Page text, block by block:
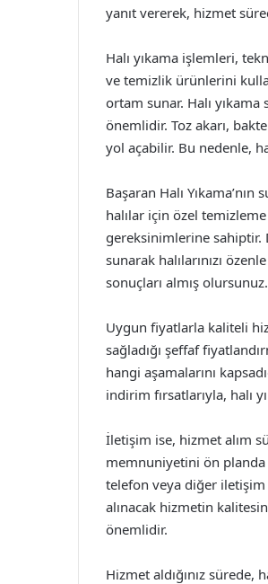
yanıt vererek, hizmet
Halı yıkama işlemleri,
ve temizlik ürünlerini
ortam sunar. Halı
önemlidir. Toz akarı,
yol açabilir. Bu nedenle,
Başaran Halı
halılar için özel
gereksinimlerine sahiptir.
sunarak halılarınızı
sonuçları almış olursunuz.
Uygun fiyatlarla kaliteli
sağladığı şeffaf
hangi aşamalarını
indirim fırsatlarıyla, halı
İletişim ise, hizmet alım
memnuniyetini ön planda
telefon veya diğer iletişim
alınacak hizmetin
önemlidir.
Hizmet aldığınız sürede,